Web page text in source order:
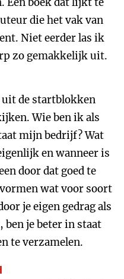
die het vak van
Niet eerder las ik
zo gemakkelijk uit.
de startblokken
Wie ben ik als
mijn bedrijf? Wat
en wanneer is
door dat goed te
wat voor soort
je eigen gedrag als
ben je beter in staat
te verzamelen.